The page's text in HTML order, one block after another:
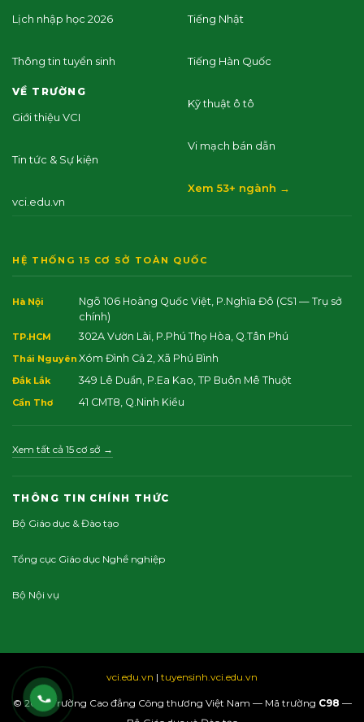
Lịch nhập học 2026
Thông tin tuyển sinh
VỀ TRƯỜNG
Giới thiệu VCI
Tin tức & Sự kiện
vci.edu.vn
Tiếng Nhật
Tiếng Hàn Quốc
Kỹ thuật ô tô
Vi mạch bán dẫn
Xem 53+ ngành →
HỆ THỐNG 15 CƠ SỞ TOÀN QUỐC
Hà Nội Ngõ 106 Hoàng Quốc Việt, P.Nghĩa Đô (CS1 — Trụ sở
chính)
TP.HCM 302A Vườn Lài, P.Phú Thọ Hòa, Q.Tân Phú
Thái Nguyên Xóm Đình Cả 2, Xã Phú Bình
Đắk Lắk 349 Lê Duẩn, P.Ea Kao, TP Buôn Mê Thuột
Cần Thơ 41 CMT8, Q.Ninh Kiều
Xem tất cả 15 cơ sở →
THÔNG TIN CHÍNH THỨC
Bộ Giáo dục & Đào tạo
Tổng cục Giáo dục Nghề nghiệp
Bộ Nội vụ
vci.edu.vn | tuyensinh.vci.edu.vn
© 2026 Trường Cao đẳng Công thương Việt Nam — Mã trường C98 —